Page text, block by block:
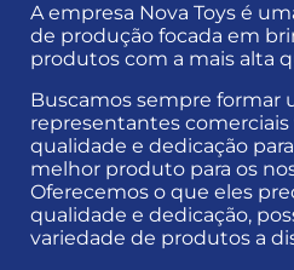
A empresa Nova Toys é
de produção focada em
produtos com a mais alta
Buscamos sempre formar
representantes
qualidade e dedicação
melhor produto para os
Oferecemos o que eles
qualidade e dedicação,
variedade de produtos a